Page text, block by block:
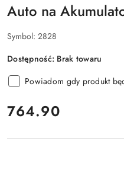
Auto na
Symbol: 2828
Dostępność: Brak towaru
Powiadom gdy produkt
cena:
764.90